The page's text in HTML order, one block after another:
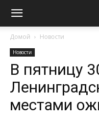
Домой Новости
Новости
В пятницу
местами